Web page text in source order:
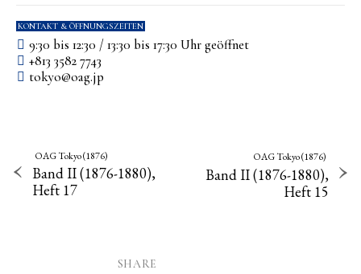
KONTAKT & ÖFFNUNGSZEITEN
9:30 bis 12:30 / 13:30 bis 17:30 Uhr geöffnet
+813 3582 7743
tokyo­@­oag­.­jp
OAG Tokyo (1876)
Band II (1876-1880),
Heft 17
OAG Tokyo (1876)
Band II (1876-1880),
Heft 15
SHARE